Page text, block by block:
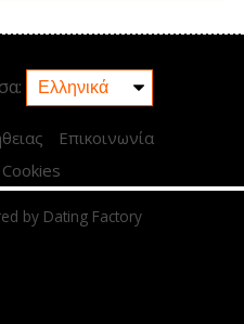
Επικοινωνία
Cookies
by Dating Factory